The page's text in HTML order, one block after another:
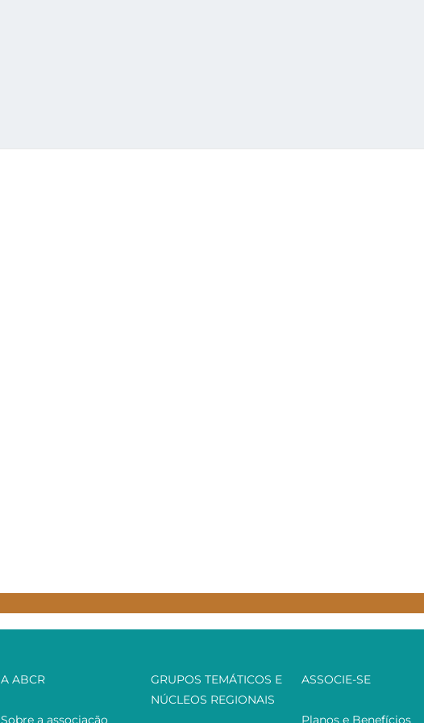
A ABCR
Sobre a associação
GRUPOS TEMÁTICOS E
NÚCLEOS REGIONAIS
ASSOCIE-SE
Planos e Benefícios